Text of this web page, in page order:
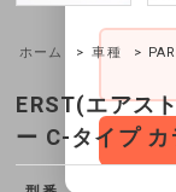
ホーム > 車種 >
ERST(エアス
ー C-タイプ